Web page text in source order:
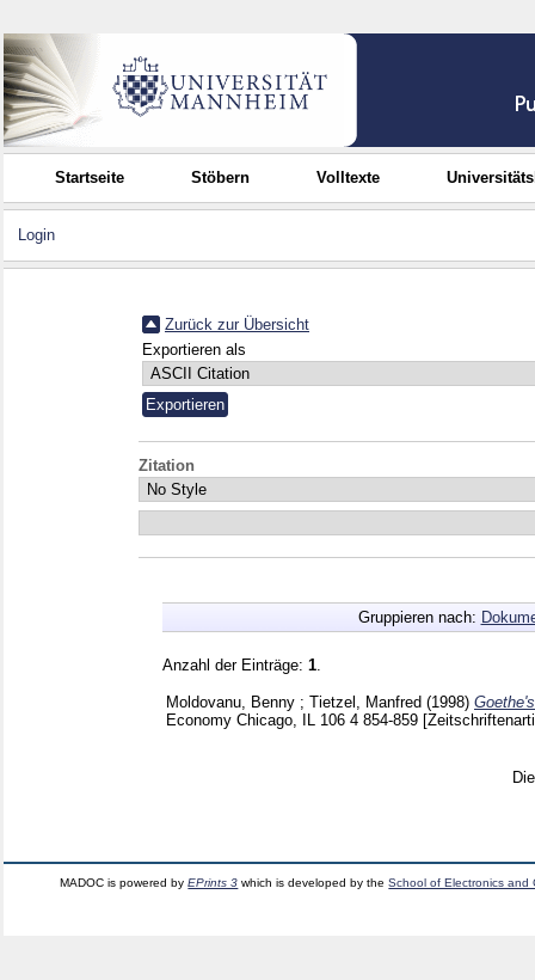
Startseite Stöbern Volltexte
Login
Zurück zur Übersicht
Exportieren als
Zitation
Gruppieren nach:
Anzahl der Einträge: 1
Moldovanu, Benny ; Tietzel, Manfred (1998)
Economy Chicago, IL 106 4 854-859
MADOC is powered byEPrints 3 which is developed by theSchool of Electronics and